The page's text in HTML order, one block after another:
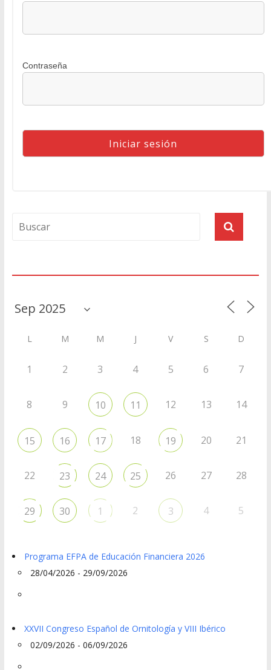
Contraseña
L M M J V S D
1 2 3 4 5 6 7
8 9 10 11 12 13 14
15 16 17 18 19 20 21
22 23 24 25 26 27 28
29 30 1 2 3 4 5
Programa EFPA de Educación Financiera 2026
28/04/2026 - 29/09/2026
XXVII Congreso Español de Ornitología y VIII Ibérico
02/09/2026 - 06/09/2026